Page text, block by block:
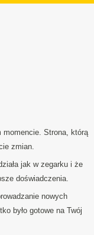
momencie. Strona, którą
zmian.
jak w zegarku i że
doświadczenia.
nowych
było gotowe na Twój